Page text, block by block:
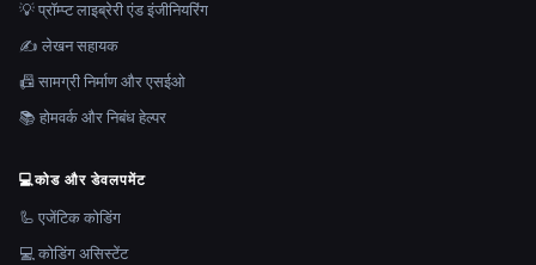
💡 प्रॉम्प्ट लाइब्रेरी एंड इंजीनियरिंग
✍️ लेखन सहायक
📠 सामग्री निर्माण और एसईओ
📚 होमवर्क और निबंध हेल्पर
💻कोड और डेवलपमेंट
🦾 एजेंटिक कोडिंग
💻 कोडिंग असिस्टेंट